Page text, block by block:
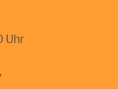
Uhr